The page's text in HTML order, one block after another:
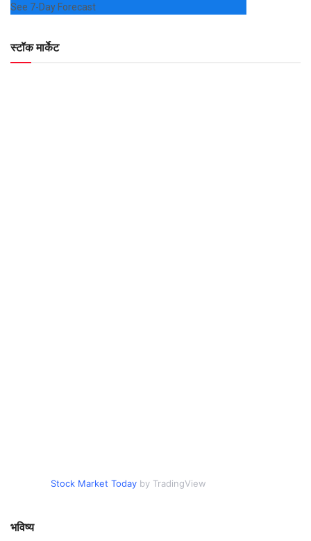
See 7-Day Forecast
स्टॉक मार्केट
Stock Market Today by TradingView
भविष्य